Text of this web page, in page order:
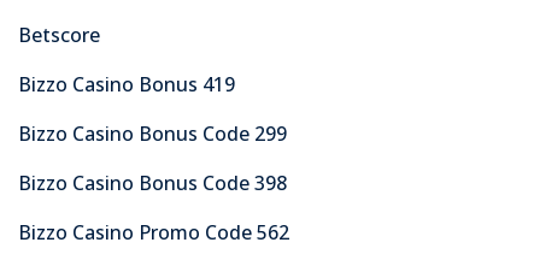
Betscore
Bizzo Casino Bonus 419
Bizzo Casino Bonus Code 299
Bizzo Casino Bonus Code 398
Bizzo Casino Promo Code 562